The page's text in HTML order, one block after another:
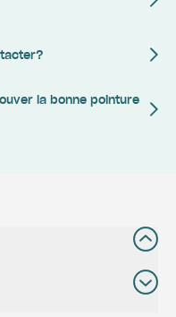
la bonne pointure